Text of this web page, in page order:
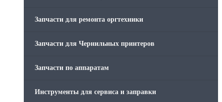
Запчасти для ремонта оргтехники
Запчасти для Чернильных принтеров
Запчасти по аппаратам
Инструменты для сервиса и заправки